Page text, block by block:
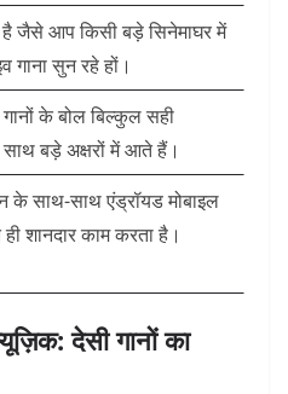
है जैसे आप किसी बड़े सिनेमाघर में
गाना सुन रहे हों।
के बोल बिल्कुल सही
बड़े अक्षरों में आते हैं।
के साथ-साथ एंड्रॉयड मोबाइल
शानदार काम करता है।
देसी गानों का